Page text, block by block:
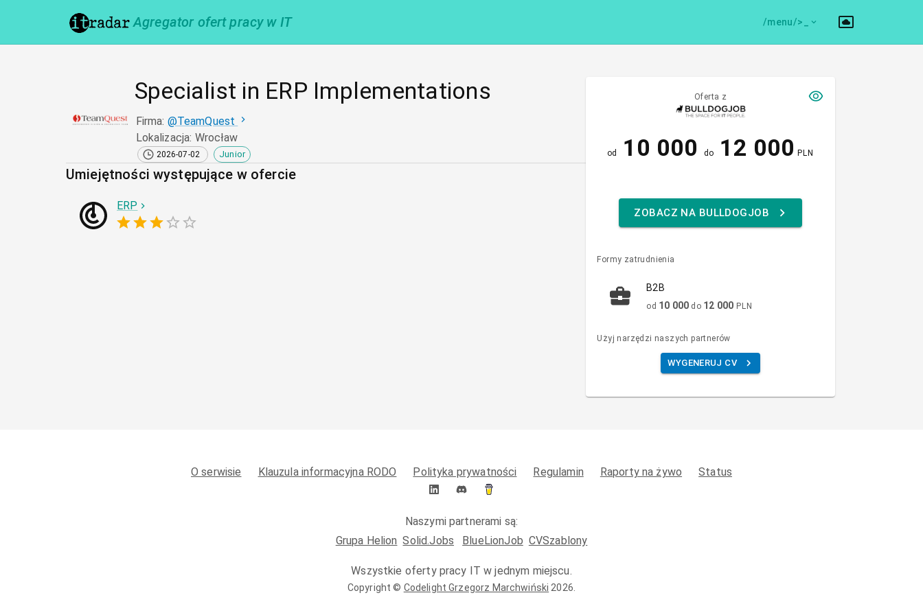
Agregator ofert pracy w IT /menu/>
Specialist in ERP Implementations
Firma: @TeamQuest
Lokalizacja: Wrocław
2026-07-02 Junior
Umiejętności występujące w ofercie
ERP
Oferta z
od 10 000 do 12 000 PLN
ZOBACZ NA BULLDOGJOB
Formy zatrudnienia
B2B
od 10 000 do 12 000 PLN
Użyj narzędzi naszych partnerów
WYGENERUJ CV
O serwisie Klauzula informacyjna RODO Polityka prywatności Regulamin Raporty na żywo Status
Naszymi partnerami są:
Grupa Helion Solid.Jobs BlueLionJob CVSzablony
Wszystkie oferty pracy IT w jednym miejscu.
Copyright © Codelight Grzegorz Marchwiński 2026